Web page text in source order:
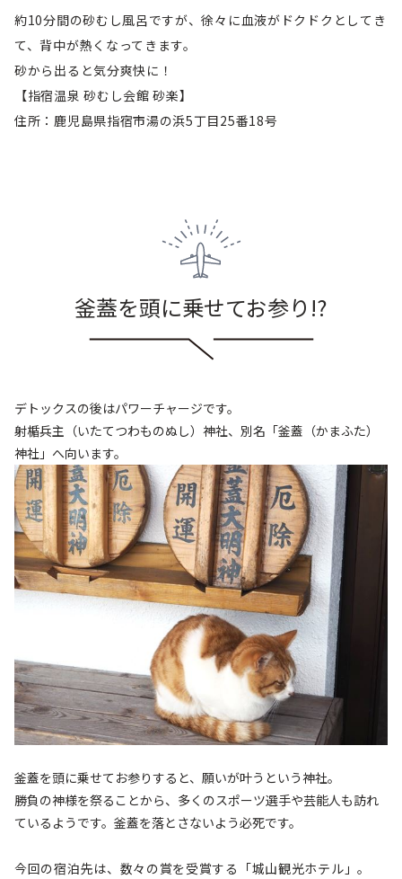
約10分間の砂むし風呂ですが、徐々に血液がドクドクとしてき
て、背中が熱くなってきます。
砂から出ると気分爽快に！
【指宿温泉 砂むし会館 砂楽】
住所：鹿児島県指宿市湯の浜5丁目25番18号
釜蓋を頭に乗せてお参り!?
デトックスの後はパワーチャージです。
射楯兵主（いたてつわものぬし）神社、別名「釜蓋（かまふた）
神社」へ向います。
釜蓋を頭に乗せてお参りすると、願いが叶うという神社。
勝負の神様を祭ることから、多くのスポーツ選手や芸能人も訪れ
ているようです。釜蓋を落とさないよう必死です。
今回の宿泊先は、数々の賞を受賞する「城山観光ホテル」。